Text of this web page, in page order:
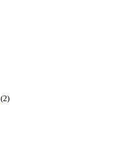
(2)